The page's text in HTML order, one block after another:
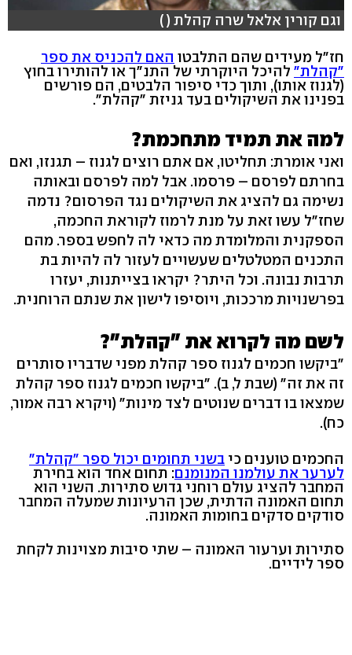
וגם קורין אלאל שרה קהלת ( )
חז"ל מעידים שהם התלבטו האם להכניס את ספר
"קהלת" להיכל היוקרתי של התנ"ך או להותירו בחוץ
(לגנוז אותו), ותוך כדי סיפור הלבטים, הם פורשים
בפנינו את השיקולים בעד גניזת "קהלת".
למה את תמיד מתחכמת?
ואני אומרת: תחליטו, אם אתם רוצים לגנוז – תגנזו, ואם
בחרתם לפרסם – פרסמו. אבל למה לפרסם ובאותה
נשימה גם להציג את השיקולים נגד הפרסום? נדמה
שחז"ל עשו זאת על מנת לרמוז לקוראת החכמה,
הספקנית והמלומדת מה כדאי לה לחפש בספר. מהם
התכנים המטלטלים שעשויים לעזור לה להיות בת
תרבות נבונה. וכל היתר? יקראו בצייתנות, יעזרו
בפרשנויות מרככות, ויוסיפו לישון את שנתם הרוחנית.
לשם מה לקרוא את "קהלת"?
"ביקשו חכמים לגנוז ספר קהלת מפני שדבריו סותרים
זה את זה" (שבת ל, ב). "ביקשו חכמים לגנוז ספר קהלת
שמצאו בו דברים שנוטים לצד מינות" (ויקרא רבה אמור,
כח).
החכמים טוענים כי בשני תחומים יכול ספר "קהלת"
לערער את עולמנו המנומנם: תחום אחד הוא בחירת
המחבר להציג עולם רוחני גדוש סתירות. השני הוא
תחום האמונה הדתית, שכן הרעיונות שמעלה המחבר
סודקים סדקים בחומות האמונה.
סתירות וערעור האמונה – שתי סיבות מצוינות לקחת
ספר לידיים.